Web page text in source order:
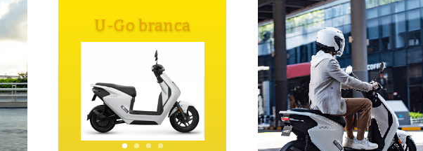
U-Go branca